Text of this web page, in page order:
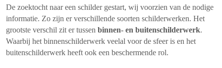
De zoektocht naar een schilder gestart, wij voorzien van de nodige
informatie. Zo zijn er verschillende soorten schilderwerken. Het
grootste verschil zit er tussen binnen- en buitenschilderwerk.
Waarbij het binnenschilderwerk veelal voor de sfeer is en het
buitenschilderwerk heeft ook een beschermende rol.